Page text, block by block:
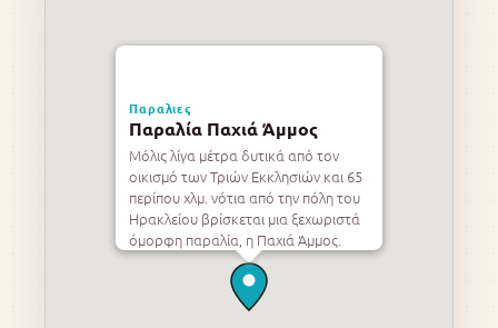
Παραλιες
Παραλία Παχιά Άμμος
Μόλις λίγα μέτρα δυτικά από τον
οικισμό των Τριών Εκκλησιών και 65
περίπου χλμ. νότια από την πόλη του
Ηρακλείου βρίσκεται μια ξεχωριστά
όμορφη παραλία, η Παχιά Άμμος.